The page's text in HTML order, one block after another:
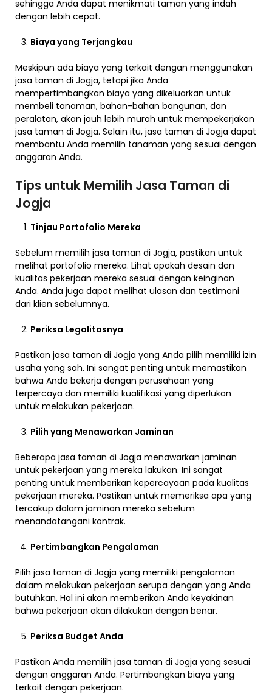
sehingga Anda dapat menikmati taman yang indah
dengan lebih cepat.
Biaya yang Terjangkau
Meskipun ada biaya yang terkait dengan menggunakan
jasa taman di Jogja, tetapi jika Anda
mempertimbangkan biaya yang dikeluarkan untuk
membeli tanaman, bahan-bahan bangunan, dan
peralatan, akan jauh lebih murah untuk mempekerjakan
jasa taman di Jogja. Selain itu, jasa taman di Jogja dapat
membantu Anda memilih tanaman yang sesuai dengan
anggaran Anda.
Tips untuk Memilih Jasa Taman di
Jogja
Tinjau Portofolio Mereka
Sebelum memilih jasa taman di Jogja, pastikan untuk
melihat portofolio mereka. Lihat apakah desain dan
kualitas pekerjaan mereka sesuai dengan keinginan
Anda. Anda juga dapat melihat ulasan dan testimoni
dari klien sebelumnya.
Periksa Legalitasnya
Pastikan jasa taman di Jogja yang Anda pilih memiliki izin
usaha yang sah. Ini sangat penting untuk memastikan
bahwa Anda bekerja dengan perusahaan yang
terpercaya dan memiliki kualifikasi yang diperlukan
untuk melakukan pekerjaan.
Pilih yang Menawarkan Jaminan
Beberapa jasa taman di Jogja menawarkan jaminan
untuk pekerjaan yang mereka lakukan. Ini sangat
penting untuk memberikan kepercayaan pada kualitas
pekerjaan mereka. Pastikan untuk memeriksa apa yang
tercakup dalam jaminan mereka sebelum
menandatangani kontrak.
Pertimbangkan Pengalaman
Pilih jasa taman di Jogja yang memiliki pengalaman
dalam melakukan pekerjaan serupa dengan yang Anda
butuhkan. Hal ini akan memberikan Anda keyakinan
bahwa pekerjaan akan dilakukan dengan benar.
Periksa Budget Anda
Pastikan Anda memilih jasa taman di Jogja yang sesuai
dengan anggaran Anda. Pertimbangkan biaya yang
terkait dengan pekerjaan.